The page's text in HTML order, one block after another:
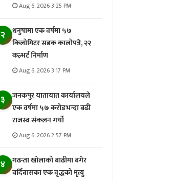
Aug 6, 2026 3:25 PM
२
धनुषामा एक वर्षमा ५७
किलोमिटर सडक कालोपत्रे, २२
कल्भर्ट निर्माण
Aug 6, 2026 3:17 PM
३
जनकपुर यातायात कार्यालयले
एक वर्षमा ५७ करोडभन्दा बढी
राजस्व संकलन गर्याे
Aug 6, 2026 2:57 PM
४
गढन्ता खोलाको बाढीमा बगेर
बर्दिबासका एक वृद्धको मृत्यु